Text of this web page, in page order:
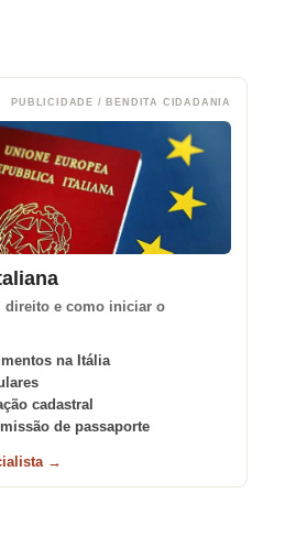
PUBLICIDADE / BENDITA CIDADANIA
direito e como iniciar o
na Itália
cadastral
de passaporte
→